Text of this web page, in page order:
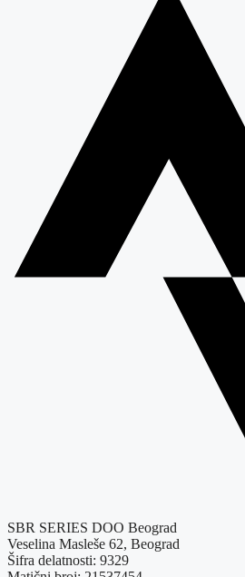
SBR SERIES DOO Beograd
Veselina Masleše 62, Beograd
Šifra delatnosti: 9329